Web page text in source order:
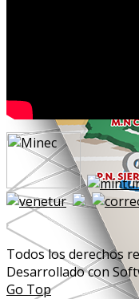
Todos los derechos
Desarrollado con
Go Top